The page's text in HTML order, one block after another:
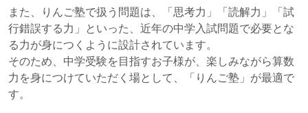
また、りんご塾で扱う問題は、「思考力」「読解力」「試
行錯誤する力」といった、近年の中学入試問題で必要とな
る力が身につくように設計されています。
そのため、中学受験を目指すお子様が、楽しみながら算数
力を身につけていただく場として、「りんご塾」が最適で
す。